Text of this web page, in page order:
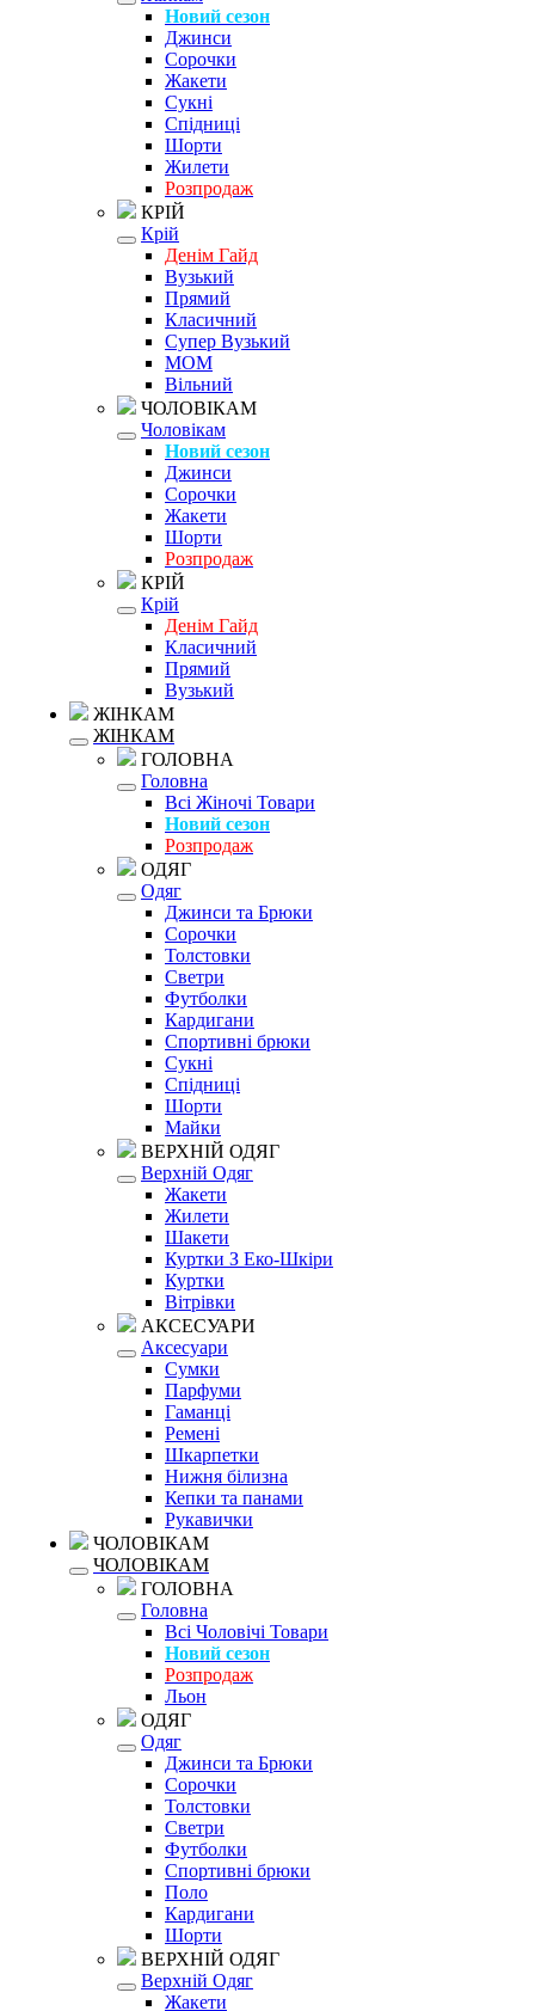
Новий сезон
Джинси
Сорочки
Жакети
Сукні
Спідниці
Шорти
Жилети
Розпродаж
КРІЙ
Крій
Денім Гайд
Вузький
Прямий
Класичний
Супер Вузький
MOM
Вільний
ЧОЛОВІКАМ
Чоловікам
Новий сезон
Джинси
Сорочки
Жакети
Шорти
Розпродаж
КРІЙ
Крій
Денім Гайд
Класичний
Прямий
Вузький
ЖІНКАМ
ЖІНКАМ
ГОЛОВНА
Головна
Всі Жіночі Товари
Новий сезон
Розпродаж
ОДЯГ
Одяг
Джинси та Брюки
Сорочки
Толстовки
Светри
Футболки
Кардигани
Спортивні брюки
Сукні
Спідниці
Шорти
Майки
ВЕРХНІЙ ОДЯГ
Верхній Одяг
Жакети
Жилети
Шакети
Куртки З Еко-Шкіри
Куртки
Вітрівки
АКСЕСУАРИ
Аксесуари
Сумки
Парфуми
Гаманці
Ремені
Шкарпетки
Нижня білизна
Кепки та панами
Рукавички
ЧОЛОВІКАМ
ЧОЛОВІКАМ
ГОЛОВНА
Головна
Всі Чоловічі Товари
Новий сезон
Розпродаж
Льон
ОДЯГ
Одяг
Джинси та Брюки
Сорочки
Толстовки
Светри
Футболки
Спортивні брюки
Поло
Кардигани
Шорти
ВЕРХНІЙ ОДЯГ
Верхній Одяг
Жакети